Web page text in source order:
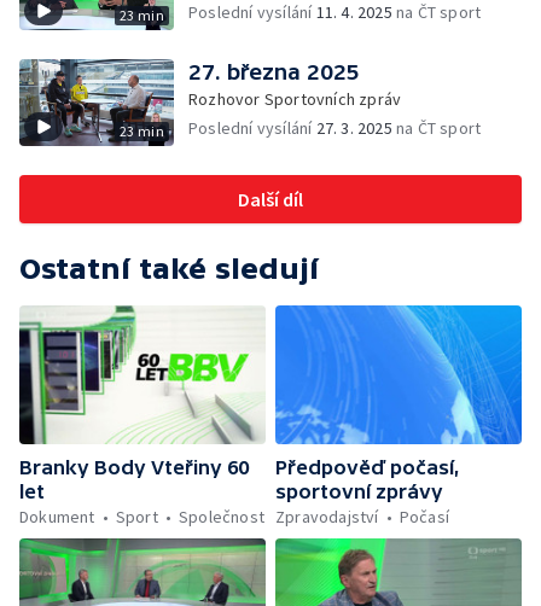
23 min
Poslední vysílání11. 4. 2025 na ČT sport
23 min
27. března 2025
Rozhovor Sportovních zpráv
Poslední vysílání 27. 3. 2025 na ČT sport
Další díl
Ostatní také sledují
Branky Body Vteřiny 60
let
Dokument
Sport Společnost
Předpověď počasí,
sportovní zprávy
Zpravodajství
Počasí